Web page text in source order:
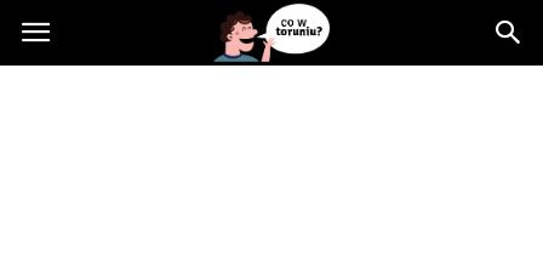
Cowtoruniu.pl